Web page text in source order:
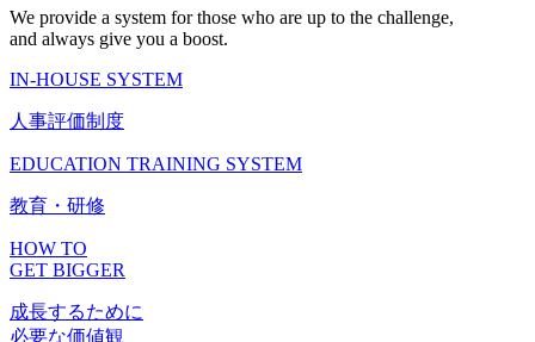
We provide a system for those who are up to the challenge,
and always give you a boost.
IN-HOUSE SYSTEM
人事評価制度
EDUCATION TRAINING SYSTEM
教育・研修
HOW TO
GET BIGGER
成長するために
必要な価値観